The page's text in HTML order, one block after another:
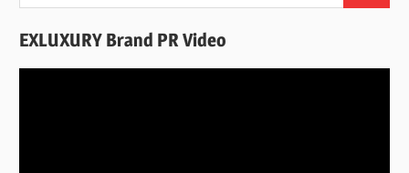
EXLUXURY Brand PR Video